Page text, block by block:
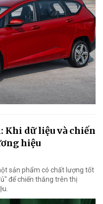
Khi dữ liệu và chiến
hiệu
sản phẩm có chất lượng tốt
để chiến thắng trên thị